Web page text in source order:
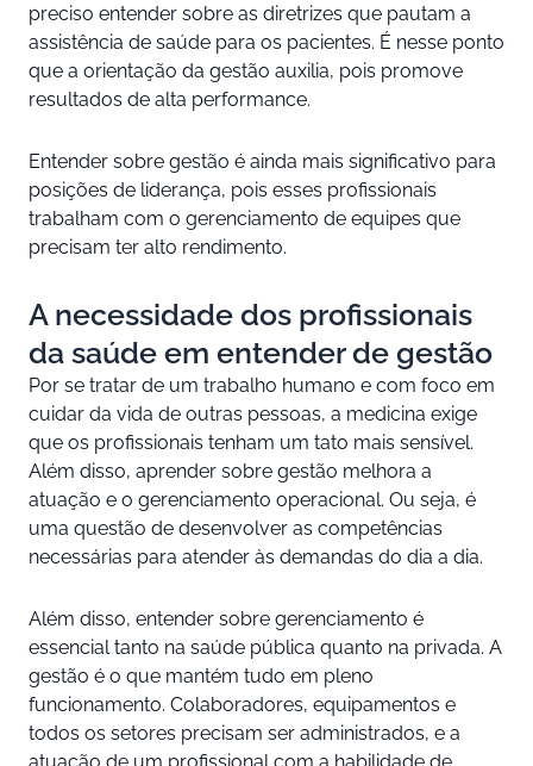
preciso entender sobre as diretrizes que pautam a
assistência de saúde para os pacientes. É nesse ponto
que a orientação da gestão auxilia, pois promove
resultados de alta performance.
Entender sobre gestão é ainda mais significativo para
posições de liderança, pois esses profissionais
trabalham com o gerenciamento de equipes que
precisam ter alto rendimento.
A necessidade dos profissionais
da saúde em entender de gestão
Por se tratar de um trabalho humano e com foco em
cuidar da vida de outras pessoas, a medicina exige
que os profissionais tenham um tato mais sensível.
Além disso, aprender sobre gestão melhora a
atuação e o gerenciamento operacional. Ou seja, é
uma questão de desenvolver as competências
necessárias para atender às demandas do dia a dia.
Além disso, entender sobre gerenciamento é
essencial tanto na saúde pública quanto na privada. A
gestão é o que mantém tudo em pleno
funcionamento. Colaboradores, equipamentos e
todos os setores precisam ser administrados, e a